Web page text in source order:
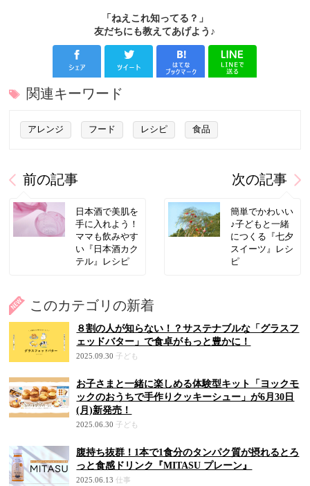
「ねえこれ知ってる？」
友だちにも教えてあげよう♪
関連キーワード
アレンジ フード レシピ 食品
前の記事
日本酒で美肌を
手に入れよう！
ママも飲みやす
い『日本酒カク
テル』レシピ
次の記事
簡単でかわいい
♪子どもと一緒
につくる『七夕
スイーツ』レシ
ピ
このカテゴリの新着
８割の人が知らない！？サステナブルな「グラスフ
ェッドバター」で食卓がもっと豊かに！
2025.09.30 子ども
お子さまと一緒に楽しめる体験型キット「ヨックモ
ックのおうちで手作りクッキーシュー」が6月30日
(月)新発売！
2025.06.30 子ども
腹持ち抜群！1本で1食分のタンパク質が摂れるとろ
っと食感ドリンク『MITASU プレーン』
2025.06.13 仕事